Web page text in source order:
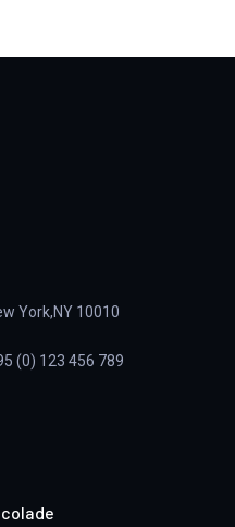
York,NY 10010
(0) 123 456 789